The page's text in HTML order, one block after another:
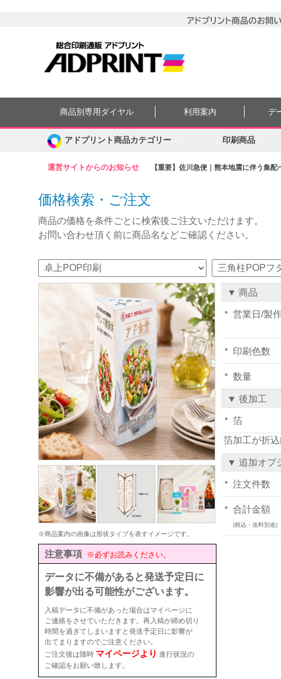
運営サイトからのお知らせ 【重要】佐川急便｜熊本地震に伴う集
商品別専用ダイヤル 利用案内 デ
アドプリント商品カテゴリー 印刷商品
価格検索・ご注文
商品の価格を条件ごとに検索後ご注文いただけます。
お問い合わせ頂く前に商品名などご確認ください。
※商品案内の画像は形状タイプを表すイメージです。
注意事項 ※必ずお読みください。
データに不備があると発送予定日に
影響が出る可能性がございます。
入稿データに不備があった場合はマイページに
ご連絡をさせていただきます。再入稿が締め切り
時間を過ぎてしまいますと発送予定日に影響が
出てまりますのでご注意ください。
ご注文後は随時 マイページより 進行状況の
ご確認をお願い致します。
▼ 商品
営業日/製
印刷色数
数量
▼ 後加工
箔
箔加工が折
▼ 追加オプ
注文件数
合計金額
(税込・送料別途)